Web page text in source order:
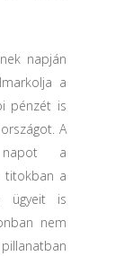
napján
a
pénzét is
A
a
titokban a
ügyeit is
nem